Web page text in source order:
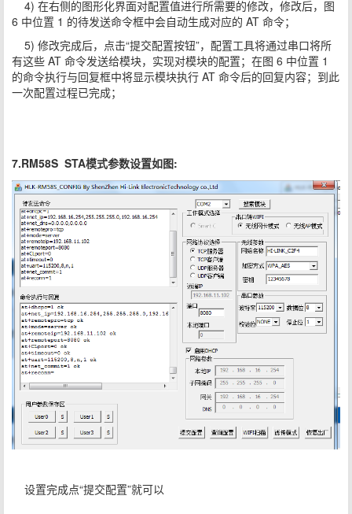
4) 在右侧的图形化界面对配置值进行所需要的修改，修改后，图
6 中位置 1 的待发送命令框中会自动生成对应的 AT 命令；
5) 修改完成后，点击“提交配置按钮”，配置工具将通过串口将所
有这些 AT 命令发送给模块，实现对模块的配置；在图 6 中位置 1
的命令执行与回复框中将显示模块执行 AT 命令后的回复内容；到此
一次配置过程已完成；
7.RM58S STA模式参数设置如图:
设置完成点“提交配置”就可以